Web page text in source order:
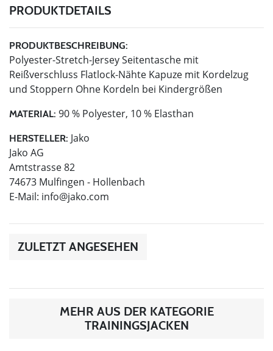
PRODUKTDETAILS
PRODUKTBESCHREIBUNG:
Polyester-Stretch-Jersey Seitentasche mit
Reißverschluss Flatlock-Nähte Kapuze mit Kordelzug
und Stoppern Ohne Kordeln bei Kindergrößen
MATERIAL: 90 % Polyester, 10 % Elasthan
HERSTELLER: Jako
Jako AG
Amtstrasse 82
74673 Mulfingen - Hollenbach
E-Mail: info@jako.com
ZULETZT ANGESEHEN
MEHR AUS DER KATEGORIE
TRAININGSJACKEN